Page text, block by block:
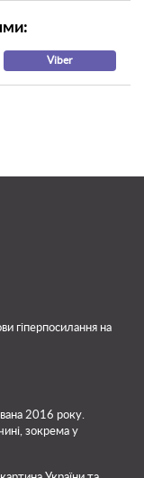
Viber
гіперпосилання на
2016 року.
зокрема у